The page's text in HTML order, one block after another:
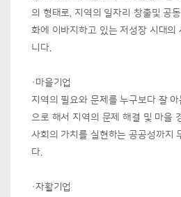
의 형태로, 지역의 일자리 창출및 공
화에 이바지하고 있는 저성장 시대의
니다.
·마을기업
지역의 필요와 문제를 누구보다 잘
으로 해서 지역의 문제 해결 및 마을
사회의 가치를 실현하는 공공성까지
다.
·자활기업